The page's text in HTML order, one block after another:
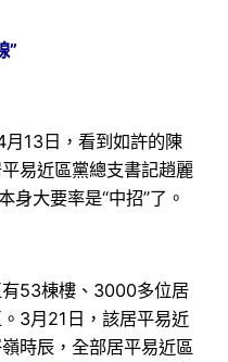
”
13日，看到如許的陳
易近區黨總支書記趙麗
身大要率是“中招”了。
53棟樓、3000多位居
3月21日，該居平易近
時辰，全部居平易近區